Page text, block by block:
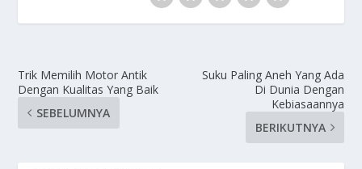
Trik Memilih Motor Antik
Dengan Kualitas Yang Baik
SEBELUMNYA
Suku Paling Aneh Yang Ada
Di Dunia Dengan
Kebiasaannya
BERIKUTNYA